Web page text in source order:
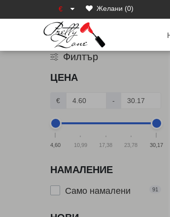
€ Желани (0)
Филтър
ЦЕНА
€ -
4,60 10,99 17,38 23,78 30,17
НАМАЛЕНИЕ
Само намалени 91